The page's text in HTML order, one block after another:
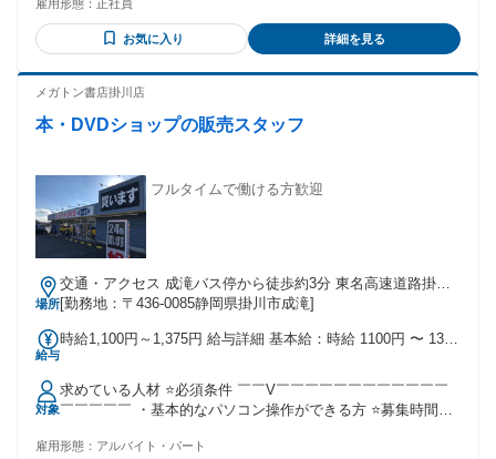
経験を活かして安定企業へ転職したい方 ・身体への負担を抑
えて長く働きたい方 ・家族との時間を大切にしたい方 ・安全
運転を大切にできる方 ・トラック運転手、ゴミ収集などの経
雇用形態： 正社員
お気に入り 詳細を見る
メガトン書店掛川店
本・DVDショップの販売スタッフ
フルタイムで働ける方歓迎
場所
交通・アクセス 成滝バス停から徒歩約3分 東名高速道路掛川
ICから車で約10分
[勤務地：〒436-0085静岡県掛川市成滝]
給与
時給1,100円～1,375円 給与詳細 基本給：時給 1100円 〜 1375
対象
求めている人材 ⭐必須条件 ￣￣V￣￣￣￣￣￣￣￣￣￣￣￣
￣￣￣￣￣ ・基本的なパソコン操作ができる方 ⭐募集時間帯
00 (2)18：00～翌2：00（日曜日・月曜日） (3)2：00～10：00
雇用形態： アルバイト・パート